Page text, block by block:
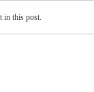
in this post.